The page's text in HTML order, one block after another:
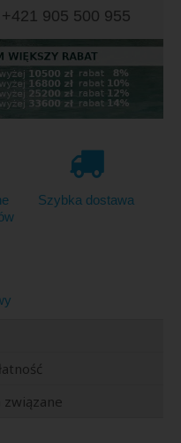
+421 905 500 955
Szybka dostawa